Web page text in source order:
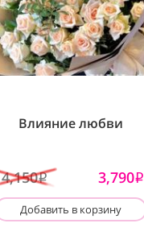
Влияние любви
4,150i 3,790i
Добавить в корзину